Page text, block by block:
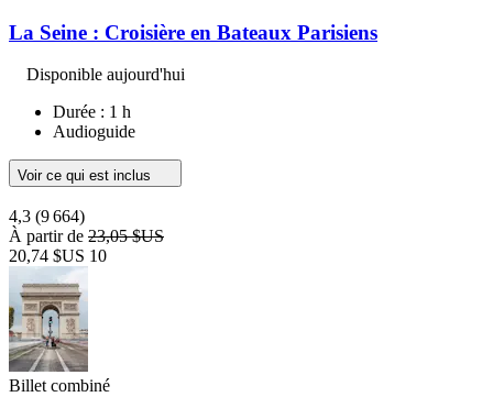
La Seine : Croisière en Bateaux Parisiens
Disponible aujourd'hui
Durée : 1 h
Audioguide
Voir ce qui est inclus
4,3 (9 664)
À partir de 23,05 $US
20,74 $US 10
Billet combiné